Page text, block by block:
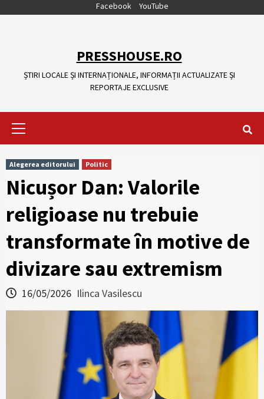
Facebook YouTube
PRESSHOUSE.RO
ȘTIRI LOCALE ȘI INTERNAȚIONALE, INFORMAȚII ACTUALIZATE ȘI
REPORTAJE EXCLUSIVE
Alegerea editorului Politic
Nicușor Dan: Valorile
religioase nu trebuie
transformate în motive de
divizare sau extremism
16/05/2026 Ilinca Vasilescu